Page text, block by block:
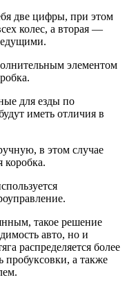
две цифры, при этом
колес, а вторая —
элементом
для езды по
иметь отличия в
в этом случае
коробка.
такое решение
авто, но и
распределяется более
пробуксовки, а также